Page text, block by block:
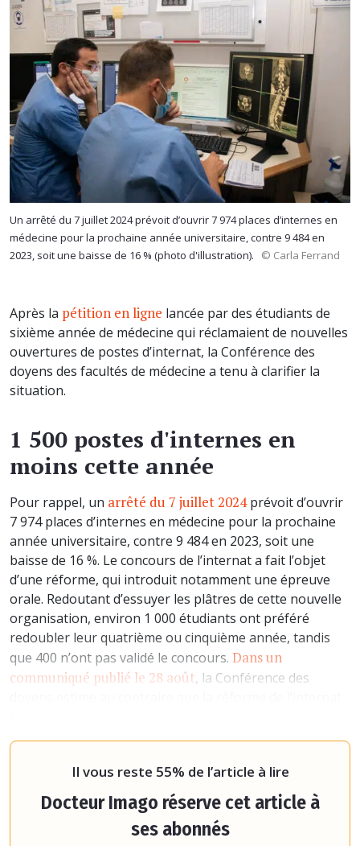
Un arrêté du 7 juillet 2024 prévoit d’ouvrir 7 974 places d’internes en
médecine pour la prochaine année universitaire, contre 9 484 en
2023, soit une baisse de 16 % (photo d'illustration).
© Carla Ferrand
Après la pétition en ligne lancée par des étudiants de
sixième année de médecine qui réclamaient de nouvelles
ouvertures de postes d’internat, la Conférence des
doyens des facultés de médecine a tenu à clarifier la
situation.
1 500 postes d'internes en
moins cette année
Pour rappel, un arrêté du 7 juillet 2024prévoit d’ouvrir
7 974 places d’internes en médecine pour la prochaine
année universitaire, contre 9 484 en 2023, soit une
baisse de 16 %. Le concours de l’internat a fait l’objet
d’une réforme, qui introduit notamment une épreuve
orale. Redoutant d’essuyer les plâtres de cette nouvelle
organisation, environ 1 000 étudiants ont préféré
redoubler leur quatrième ou cinquième année, tandis
que 400 n’ont pas validé le concours. Dans un
communiqué publié le 28 août, la Conférence des
Il vous reste 55% de l’article à lire
Docteur Imago réserve cet article à
ses abonnés